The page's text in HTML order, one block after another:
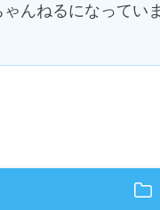
んねるになってい